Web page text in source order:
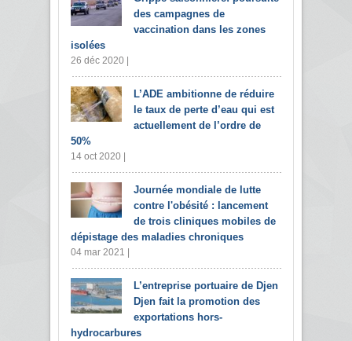
des campagnes de
vaccination dans les zones
isolées
26 déc 2020 |
L’ADE ambitionne de réduire
le taux de perte d’eau qui est
actuellement de l’ordre de
50%
14 oct 2020 |
Journée mondiale de lutte
contre l'obésité : lancement
de trois cliniques mobiles de
dépistage des maladies chroniques
04 mar 2021 |
L’entreprise portuaire de Djen
Djen fait la promotion des
exportations hors-
hydrocarbures